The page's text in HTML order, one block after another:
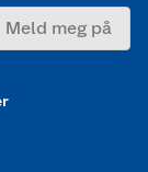
Meld meg på